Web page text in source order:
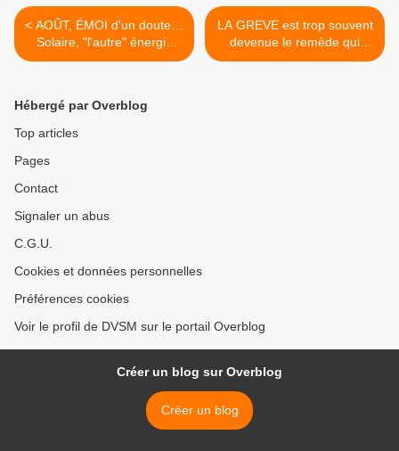
< AOÛT, ÉMOI d'un doute…
Solaire, "l'autre" énergie
100% gratuite étrangement
LA GREVE est trop souvent
devenue le remède qui
soigne tout, sauf le mal qu'il
Hébergé par Overblog
Top articles
Pages
Contact
Signaler un abus
C.G.U.
Cookies et données personnelles
Préférences cookies
Voir le profil de DVSM sur le portail Overblog
Créer un blog sur Overblog
Créer un blog